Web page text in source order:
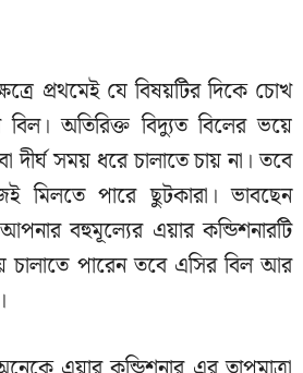
প্রথমেই যে বিষয়টির দিকে চোখ
অতিরিক্ত বিদ্যুত বিলের ভয়ে
সময় ধরে চালাতে চায় না। তবে
পারে ছুটকারা। ভাবছেন
বহুমূল্যের এয়ার কন্ডিশনারটি
চালাতে পারেন তবে এসির বিল আর